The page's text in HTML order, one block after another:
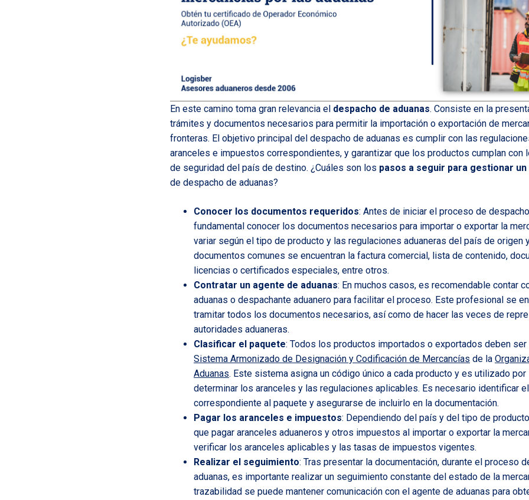
En este camino toma gran relevancia el despacho de aduanas. Consiste en la
trámites y documentos necesarios para permitir la importación o exportación de
fronteras. El objetivo principal del despacho de aduanas es cumplir con las
aranceles e impuestos correspondientes, y garantizar que los productos cumplan
de seguridad del país de destino. ¿Cuáles son los pasos a seguir para gestionar
de despacho de aduanas?
Conocer los documentos requeridos: Antes de iniciar el proceso de
fundamental conocer los documentos necesarios para importar o exportar la
variar según el tipo de producto y las regulaciones aduaneras del país de origen
documentos comunes se encuentran la factura comercial, lista de contenido,
licencias o certificados especiales, entre otros.
Contratar un agente de aduanas: En muchos casos, es recomendable contar
aduanas o despachante aduanero para facilitar el proceso. Este profesional se
tramitar todos los documentos necesarios, así como de hacer las veces de
autoridades aduaneras.
Clasificar el paquete: Todos los productos importados o exportados deben
Sistema Armonizado de Designación y Codificación de Mercancías de la
Aduanas. Este sistema asigna un código único a cada producto y es utilizado por
determinar los aranceles y las regulaciones aplicables. Es necesario identificar
correspondiente al paquete y asegurarse de incluirlo en la documentación.
Pagar los aranceles e impuestos: Dependiendo del país y del tipo de
que pagar aranceles aduaneros y otros impuestos al importar o exportar la
verificar los aranceles aplicables y las tasas de impuestos vigentes.
Realizar el seguimiento: Tras presentar la documentación, durante el proceso
aduanas, es importante realizar un seguimiento constante del estado de la
trazabilidad se puede mantener comunicación con el agente de aduanas para